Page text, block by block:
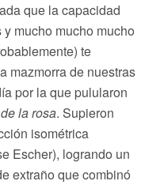
que la capacidad
mucho mucho mucho
te
mazmorra de nuestras
por la que pulularon
la rosa. Supieron
isométrica
Escher), logrando un
extraño que combinó